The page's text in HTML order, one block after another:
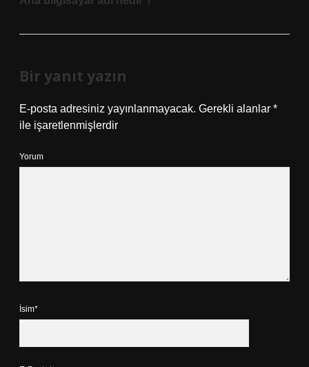
Bir yanıt yazın
E-posta adresiniz yayınlanmayacak. Gerekli alanlar *
ile işaretlenmişlerdir
Yorum
İsim*